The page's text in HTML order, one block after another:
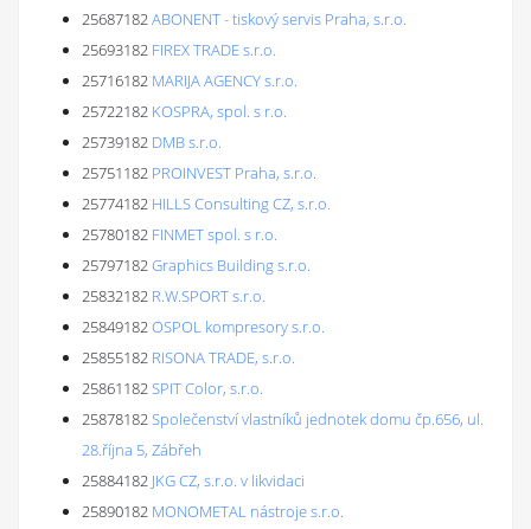
25687182ABONENT - tiskový servis Praha, s.r.o.
25693182 FIREX TRADE s.r.o.
25716182 MARIJA AGENCY s.r.o.
25722182 KOSPRA, spol. s r.o.
25739182 DMB s.r.o.
25751182 PROINVEST Praha, s.r.o.
25774182 HILLS Consulting CZ, s.r.o.
25780182 FINMET spol. s r.o.
25797182Graphics Building s.r.o.
25832182 R.W.SPORT s.r.o.
25849182OSPOL kompresory s.r.o.
25855182 RISONA TRADE, s.r.o.
25861182SPIT Color, s.r.o.
25878182Společenství vlastníků jednotek domu čp.656, ul.
28.října 5, Zábřeh
25884182 JKG CZ, s.r.o. v likvidaci
25890182 MONOMETAL nástroje s.r.o.